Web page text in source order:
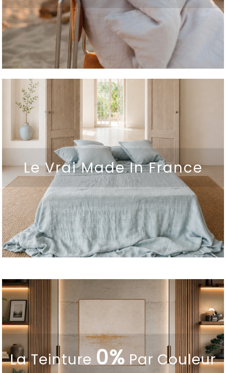
Le Vrai Made In France
La Teinture0%Par Couleur